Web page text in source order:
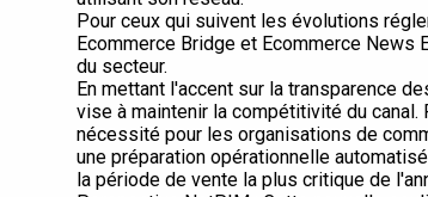
Pour ceux qui suivent les évolutions
Ecommerce Bridge et Ecommerce
du secteur.
En mettant l'accent sur la transparence
vise à maintenir la compétitivité du
nécessité pour les organisations de
une préparation opérationnelle
la période de vente la plus critique de